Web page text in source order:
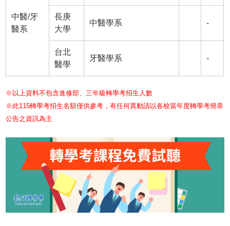
中醫/牙
醫系
長庚
大學
中醫學系 -
台北
醫學
牙醫學系 -
※以上資料不包含進修部、三年級轉學考招生人數
※此115轉學考招生名額僅供參考，有任何異動請以各校當年度轉學考簡章
公告之資訊為主